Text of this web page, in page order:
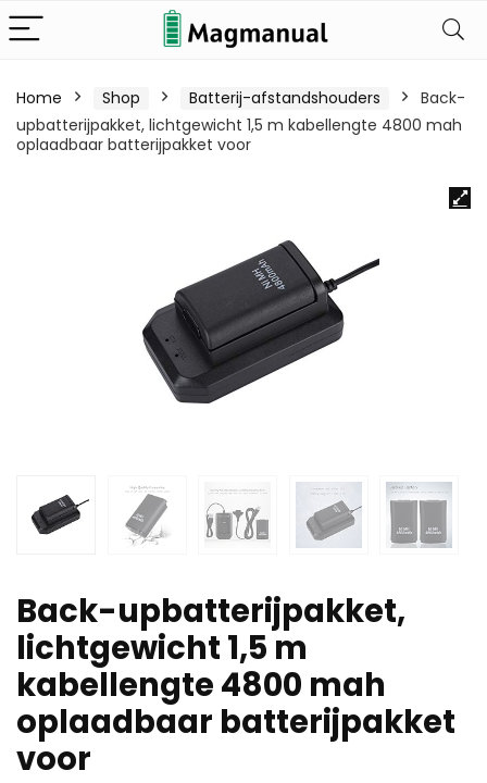
Home Shop Batterij-afstandshouders
Back-
upbatterijpakket, lichtgewicht 1,5 m kabellengte 4800 mah
oplaadbaar batterijpakket voor
Back-upbatterijpakket,
lichtgewicht 1,5 m
kabellengte 4800 mah
oplaadbaar batterijpakket
voor